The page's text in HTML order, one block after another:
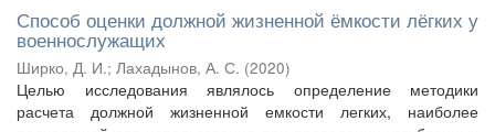
Способ оценки должной жизненной ёмкости лёгких у
военнослужащих
Ширко, Д. И.; Лахадынов, А. С. (2020)
Целью исследования являлось определение методики
расчета должной жизненной емкости легких, наиболее